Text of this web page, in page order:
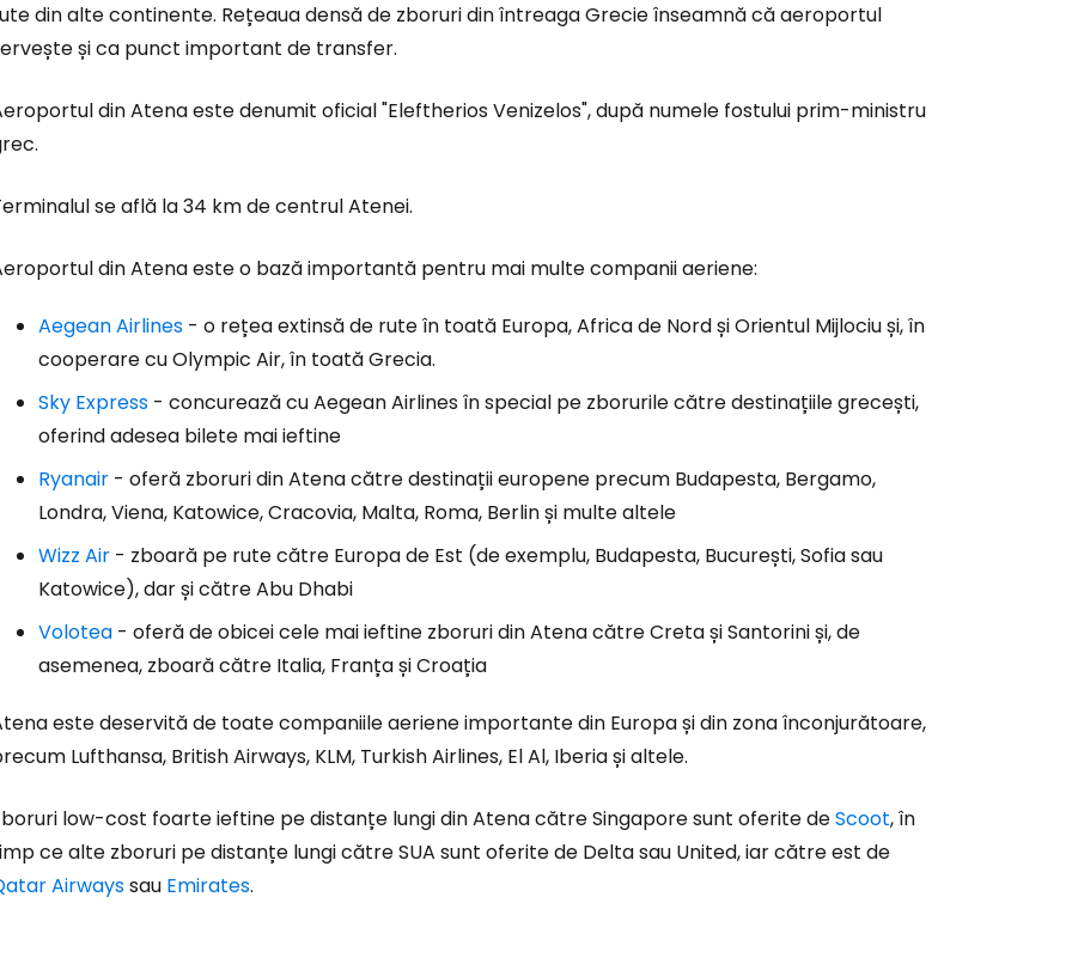
din alte continente. Rețeaua densă de zboruri din întreaga Grecie înseamnă că aeroportul
și ca punct important de transfer.
din Atena este denumit oficial "Eleftherios Venizelos", după numele fostului prim-ministru
se află la 34 km de centrul Atenei.
din Atena este o bază importantă pentru mai multe companii aeriene:
Aegean Airlines - o rețea extinsă de rute în toată Europa, Africa de Nord și Orientul Mijlociu și, în
cooperare cu Olympic Air, în toată Grecia.
Sky Express - concurează cu Aegean Airlines în special pe zborurile către destinațiile grecești,
oferind adesea bilete mai ieftine
Ryanair - oferă zboruri din Atena către destinații europene precum Budapesta, Bergamo,
Londra, Viena, Katowice, Cracovia, Malta, Roma, Berlin și multe altele
Wizz Air - zboară pe rute către Europa de Est (de exemplu, Budapesta, București, Sofia sau
Katowice), dar și către Abu Dhabi
Volotea - oferă de obicei cele mai ieftine zboruri din Atena către Creta și Santorini și, de
asemenea, zboară către Italia, Franța și Croația
este deservită de toate companiile aeriene importante din Europa și din zona înconjurătoare,
Lufthansa, British Airways, KLM, Turkish Airlines, El Al, Iberia și altele.
low-cost foarte ieftine pe distanțe lungi din Atena către Singapore sunt oferite deScoot, în
ce alte zboruri pe distanțe lungi către SUA sunt oferite de Delta sau United, iar către est de
Airwayssau Emirates.
Conectați-vă la Cestee
... comunitatea mondială a călătorilor
Continuați cu Google
Continuați cu e-mailul